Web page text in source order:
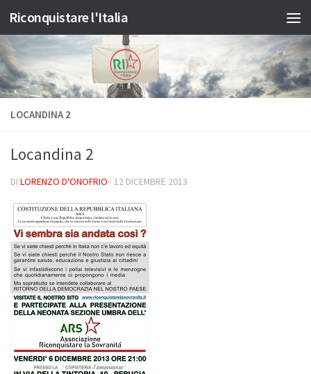
Salta al contenuto
Riconquistare l'Italia
LOCANDINA 2
Locandina 2
DI LORENZO D'ONOFRIO · 12 DICEMBRE 2013